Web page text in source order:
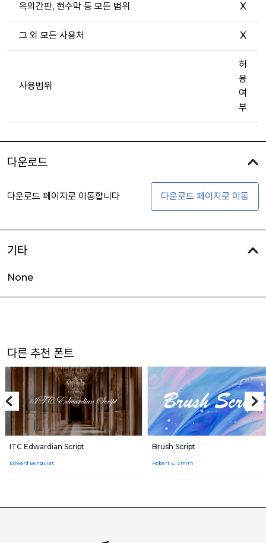
옥외간판, 현수막 등 모든 범위 X
그 외 모든 사용처 X
사용범위
허
용
여
부
다운로드
다운로드 페이지로 이동합니다 다운로드 페이지로 이동
기타
None
다른 추천 폰트
ITC Edwardian Script
Edward Benguiat
Brush Script
Robert E. Smith